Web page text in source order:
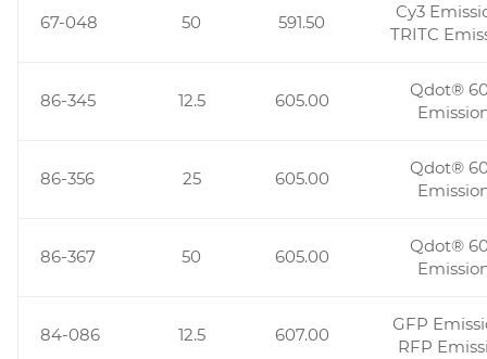
67-048 50 591.50
Cy3
TRITC
86-345 12.5 605.00
Qdot®
86-356 25 605.00
Qdot®
86-367 50 605.00
Qdot®
84-086 12.5 607.00
GFP
RFP